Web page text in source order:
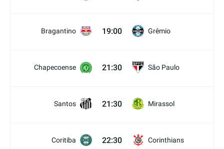
Bragantino 19:00 Grêmio
Chapecoense 21:30 São Paulo
Santos 21:30 Mirassol
Coritiba 22:30 Corinthians